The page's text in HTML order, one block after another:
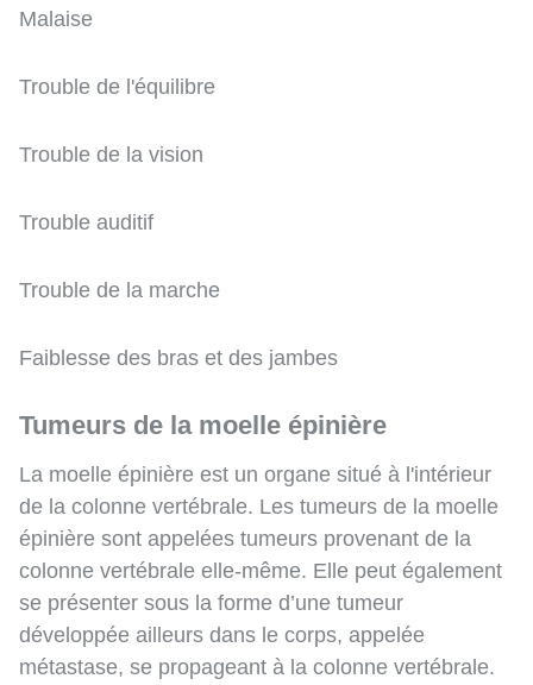
Malaise
Trouble de l'équilibre
Trouble de la vision
Trouble auditif
Trouble de la marche
Faiblesse des bras et des jambes
Tumeurs de la moelle épinière
La moelle épinière est un organe situé à l'intérieur
de la colonne vertébrale. Les tumeurs de la moelle
épinière sont appelées tumeurs provenant de la
colonne vertébrale elle-même. Elle peut également
se présenter sous la forme d’une tumeur
développée ailleurs dans le corps, appelée
métastase, se propageant à la colonne vertébrale.